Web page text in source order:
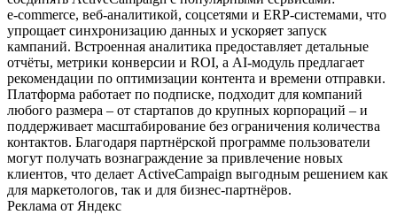
e‑commerce, веб‑аналитикой, соцсетями и ERP‑системами, что
упрощает синхронизацию данных и ускоряет запуск
кампаний. Встроенная аналитика предоставляет детальные
отчёты, метрики конверсии и ROI, а AI‑модуль предлагает
рекомендации по оптимизации контента и времени отправки.
Платформа работает по подписке, подходит для компаний
любого размера – от стартапов до крупных корпораций – и
поддерживает масштабирование без ограничения количества
контактов. Благодаря партнёрской программе пользователи
могут получать вознаграждение за привлечение новых
клиентов, что делает ActiveCampaign выгодным решением как
для маркетологов, так и для бизнес‑партнёров.
Реклама от Яндекс